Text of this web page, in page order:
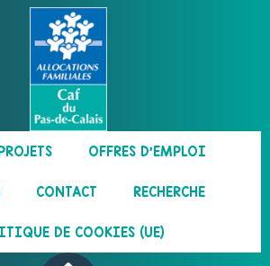
OFFRES D’EMPLOI
CONTACT RECHERCHE
DE COOKIES (UE)